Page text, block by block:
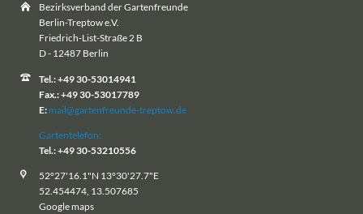
Bezirksverband der Gartenfreunde
Berlin-Treptow e.V.
Friedrich-List-Straße 2 B
D - 12487 Berlin
Tel.: +49 30-53014941
Fax.: +49 30-53017789
E: mail@gartenfreunde-treptow.de
Gartentelefon:
Tel.: +49 30-53210556
52°27'16.1"N 13°30'27.7"E
52.454474, 13.507685
Google maps